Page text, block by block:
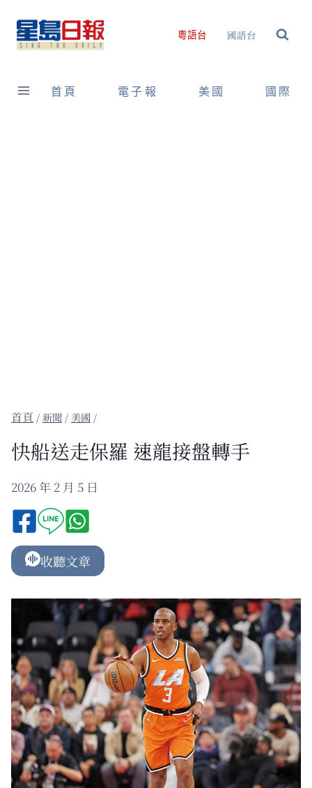
content
粵語台 國語台
首頁 電子報 美國 國際
/新聞 / 美國 /
快船送走保羅 速龍接盤轉手
2026 年 2 月 5 日
收聽文章